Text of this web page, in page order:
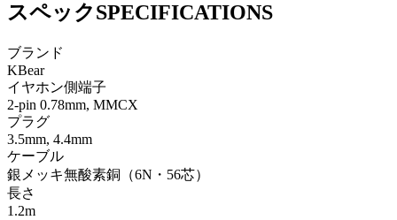
スペックSPECIFICATIONS
ブランド
KBear
イヤホン側端子
2-pin 0.78mm, MMCX
プラグ
3.5mm, 4.4mm
ケーブル
銀メッキ無酸素銅（6N・56芯）
長さ
1.2m